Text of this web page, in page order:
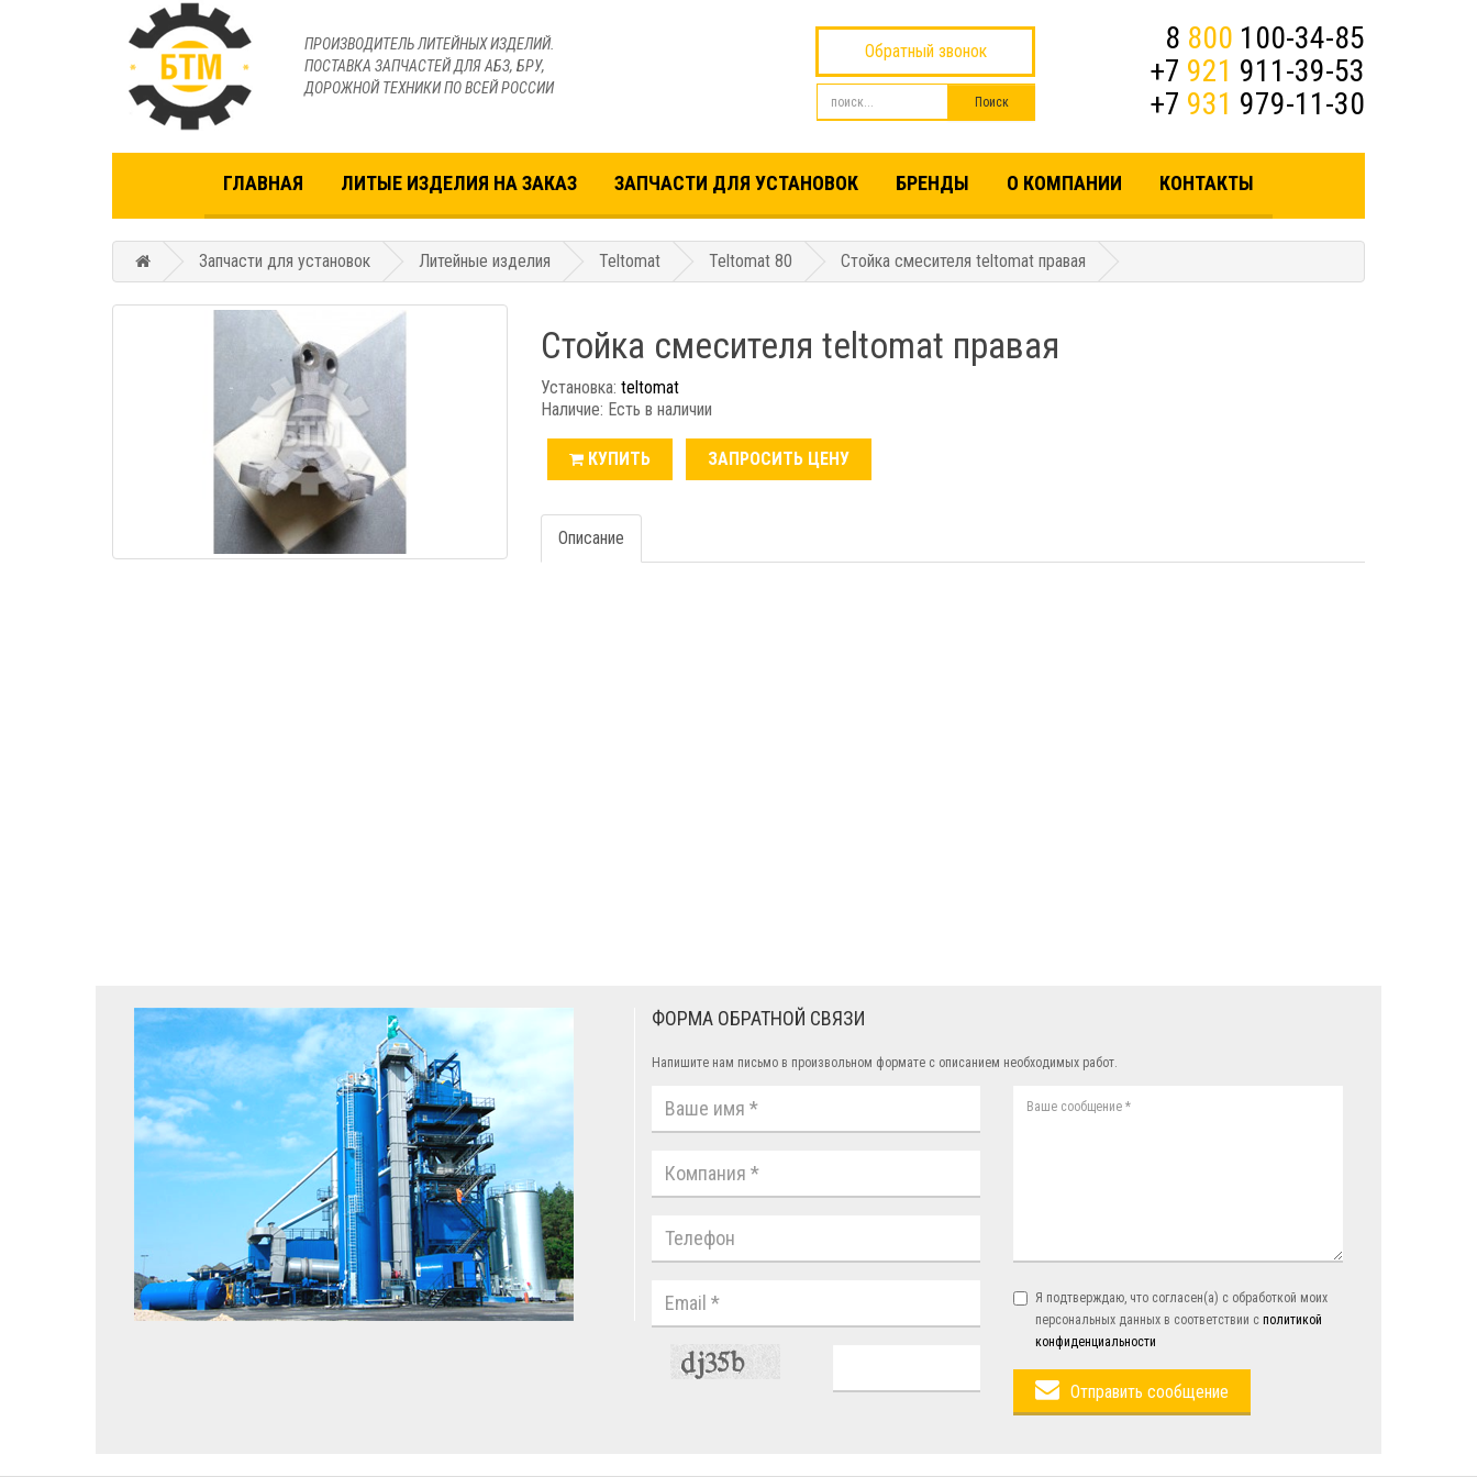
ПРОИЗВОДИТЕЛЬ ЛИТЕЙНЫХ ИЗДЕЛИЙ.
ПОСТАВКА ЗАПЧАСТЕЙ ДЛЯ АБЗ, БРУ,
ДОРОЖНОЙ ТЕХНИКИ ПО ВСЕЙ РОССИИ
Обратный звонок 8 800 100-34-85
+7 921 911-39-53
+7 931 979-11-30
ГЛАВНАЯ ЛИТЫЕ ИЗДЕЛИЯ НА ЗАКАЗ ЗАПЧАСТИ ДЛЯ УСТАНОВОК БРЕНДЫ О КОМПАНИИ КОНТАКТЫ
Запчасти для установок Литейные изделия Teltomat Teltomat 80 Стойка смесителя teltomat правая
Стойка смесителя teltomat правая
Установка: teltomat
Наличие: Есть в наличии
КУПИТЬ ЗАПРОСИТЬ ЦЕНУ
Описание
ФОРМА ОБРАТНОЙ СВЯЗИ
Напишите нам письмо в произвольном формате с описанием необходимых работ.
Я подтверждаю, что согласен(а) с обработкой моих
персональных данных в соответствии сполитикой
конфиденциальности
Отправить сообщение